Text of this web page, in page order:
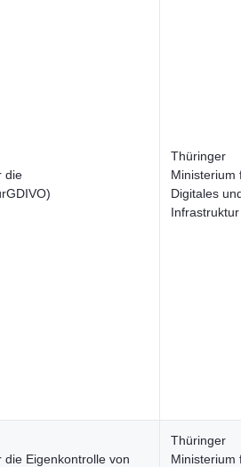
die
Thüringer
Ministerium
Digitales
Infrastruktur
Eigenkontrolle von
Thüringer
Ministerium